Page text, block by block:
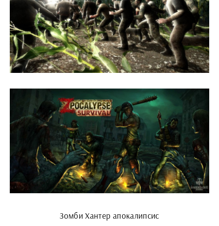
Зомби Хантер апокалипсис